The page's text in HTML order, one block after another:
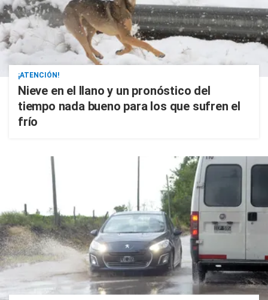
¡ATENCIÓN!
Nieve en el llano y un pronóstico del
tiempo nada bueno para los que sufren el
frío